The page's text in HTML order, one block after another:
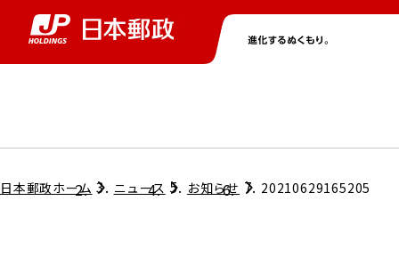
グループ情報トップ
株主・投資家情報トップ
ニューストップ
サステナビリティトップ
採用情報トップ
日本郵政ホーム ニュース お知らせ 20210629165205